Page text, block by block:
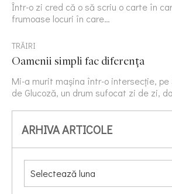
Într-o zi cred că o să scriu o carte în
frumoase locuri în care…
TRĂIRI
Oamenii simpli fac diferența
Mi-a murit mașina într-o intersecție, pe
de Glucoză, un drum sufocat zi de zi,
ARHIVA ARTICOLE